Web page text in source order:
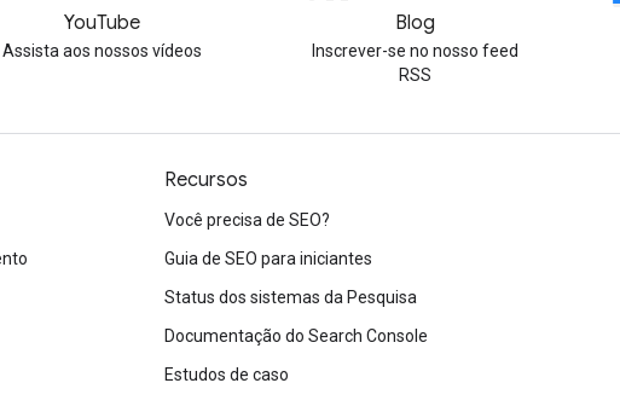
YouTube
Assista aos nossos vídeos
Blog
Inscrever-se no nosso feed
RSS
Recursos
Você precisa de SEO?
Guia de SEO para iniciantes
Status dos sistemas da Pesquisa
Documentação do Search Console
Estudos de caso